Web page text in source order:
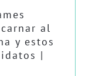
al
y estos
|